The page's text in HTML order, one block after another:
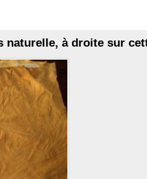
naturelle, à droite sur